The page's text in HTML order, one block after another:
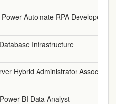
Automate RPA Developer
Infrastructure
Hybrid Administrator Associate
BI Data Analyst